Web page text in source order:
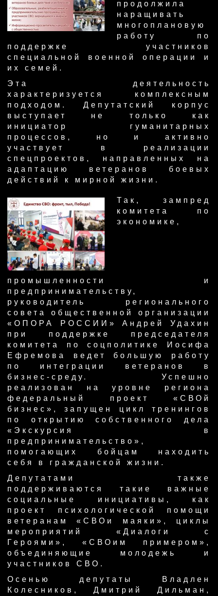
продолжила
наращивать
многоплановую
работу по
поддержке участников
специальной военной операции и
их семей.
Эта деятельность
характеризуется комплексным
подходом. Депутатский корпус
выступает не только как
инициатор гуманитарных
процессов, но и активно
участвует в реализации
спецпроектов, направленных на
адаптацию ветеранов боевых
действий к мирной жизни.
Так, зампред
комитета по
экономике,
промышленности и
предпринимательству,
руководитель регионального
совета общественной организации
«ОПОРА РОССИИ» Андрей Удахин
при поддержке председателя
комитета по соцполитике Иосифа
Ефремова ведет большую работу
по интеграции ветеранов в
бизнес-среду. Успешно
реализован на уровне региона
федеральный проект «СВОй
бизнес», запущен цикл тренингов
по открытию собственного дела
«Экскурсия в
предпринимательство»,
помогающих бойцам находить
себя в гражданской жизни.
Депутатами также
поддерживаются такие важные
социальные инициативы, как
проект психологической помощи
ве теранам «СВОи маяки», циклы
мероприятий «Диалоги с
Героями», «СВОим примером»,
объединяющие молодежь и
участников СВО.
Осенью депутаты Владлен
Колесников, Дмитрий Дильман,